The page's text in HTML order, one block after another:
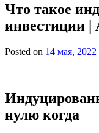
Что такое
инвестиции |
Posted on 14 мая, 2022
нулю когда